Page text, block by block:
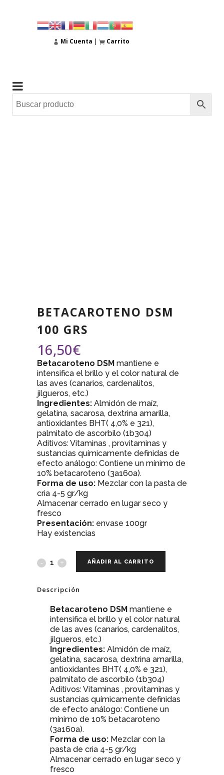
Mi Cuenta | Carrito
BETACAROTENO DSM
100 GRS
16,50€
Betacaroteno DSM mantiene e
intensifica el brillo y el color natural de
las aves (canarios, cardenalitos,
jilgueros, etc.)
Ingredientes: Almidón de maíz,
gelatina, sacarosa, dextrina amarilla,
antioxidantes BHT( 4,0% e 321),
palmitato de ascorbilo (1b304)
Aditivos: Vitaminas , provitaminas y
sustancias químicamente definidas de
efecto análogo: Contiene un mínimo de
10% betacaroteno (3a160a).
Forma de uso: Mezclar con la pasta de
cria 4-5 gr/kg
Almacenar cerrado en lugar seco y
fresco
Presentación: envase 100gr
Hay existencias
AÑADIR AL CARRITO
Descripción
Betacaroteno DSM mantiene e
intensifica el brillo y el color natural
de las aves (canarios, cardenalitos,
jilgueros, etc.)
Ingredientes: Almidón de maíz,
gelatina, sacarosa, dextrina amarilla,
antioxidantes BHT( 4,0% e 321),
palmitato de ascorbilo (1b304)
Aditivos: Vitaminas , provitaminas y
sustancias químicamente definidas
de efecto análogo: Contiene un
mínimo de 10% betacaroteno
(3a160a).
Forma de uso: Mezclar con la
pasta de cria 4-5 gr/kg
Almacenar cerrado en lugar seco y
fresco